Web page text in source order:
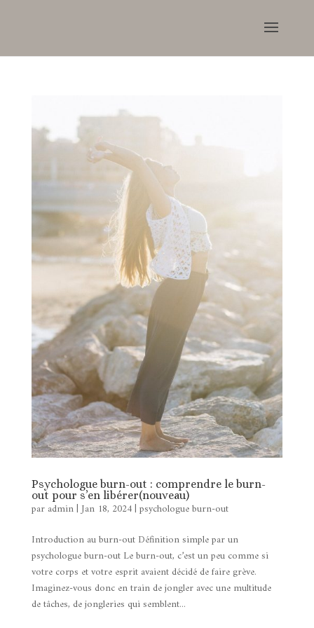
Psychologue burn-out : comprendre le burn-
out pour s’en libérer(nouveau)
par admin|Jan 18, 2024| psychologue burn-out
Introduction au burn-out Définition simple par un
psychologue burn-out Le burn-out, c’est un peu comme si
votre corps et votre esprit avaient décidé de faire grève.
Imaginez-vous donc en train de jongler avec une multitude
de tâches, de jongleries qui semblent...